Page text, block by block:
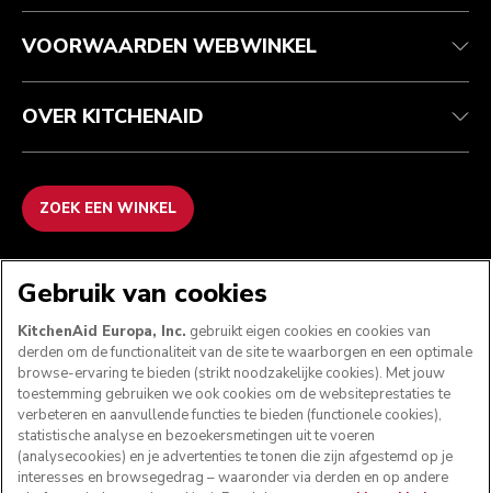
Veelgestelde vragen
ODR
VOORWAARDEN WEBWINKEL
OVER KITCHENAID
ZOEK EEN WINKEL
VOLG ONS
Gebruik van cookies
KitchenAid Europa, Inc. gebruikt eigen cookies en cookies van
derden om de functionaliteit van de site te waarborgen en een optimale
browse-ervaring te bieden (strikt noodzakelijke cookies). Met jouw
toestemming gebruiken we ook cookies om de websiteprestaties te
verbeteren en aanvullende functies te bieden (functionele cookies),
statistische analyse en bezoekersmetingen uit te voeren
(analysecookies) en je advertenties te tonen die zijn afgestemd op je
interesses en browsegedrag – waaronder via derden en op andere